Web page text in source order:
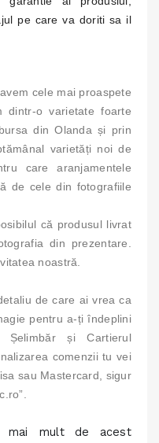
pe care va doriti sa il
cele mai proaspete
o varietate foarte
din Olanda și prin
varietăți noi de
care aranjamentele
de cele din fotografiile
că produsul livrat
din prezentare.
noastră.
de care ai vrea ca
pentru a-ți îndeplini
și Cartierul
comenzii tu vei
sau Mastercard, sigur
mai mult de acest